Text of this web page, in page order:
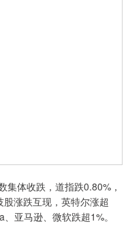
体收跌，道指跌0.80%，
涨跌互现，英特尔涨超
亚马逊、微软跌超1%。